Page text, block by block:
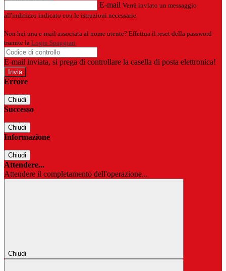
E-mail Verrà inviato un messaggio
all'indirizzo indicato con le istruzioni necessarie.
Non hai una e-mail associata al nome utente? Effettua il reset della password
tramite la Login Spaggiari
E-mail inviata, si prega di controllare la casella di posta elettronica!
Errore
Chiudi
Successo
Chiudi
Informazione
Chiudi
Attendere...
Attendere il completamento dell'operazione...
Chiudi